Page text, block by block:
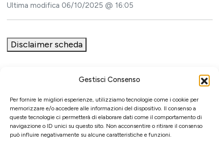
Gestisci Consenso
Per fornire le migliori esperienze, utilizziamo tecnologie come i cookie per
memorizzare e/o accedere alle informazioni del dispositivo. Il consenso a
queste tecnologie ci permetterà di elaborare dati come il comportamento di
navigazione o ID unici su questo sito. Non acconsentire o ritirare il consenso
può influire negativamente su alcune caratteristiche e funzioni.
Ultima modifica 06/10/2025 @ 16:05
Disclaimer scheda
Iniziativa
Associazione culturale per la promozione delle arti visive